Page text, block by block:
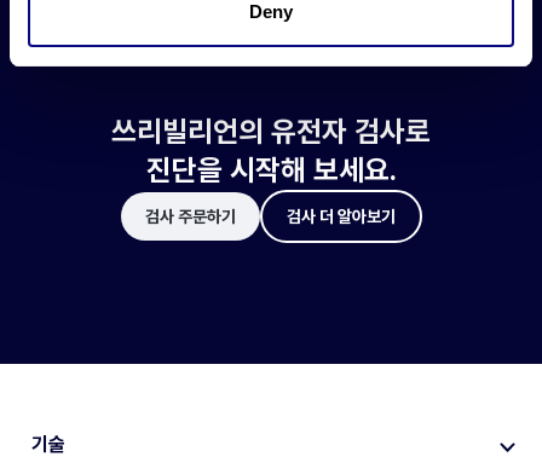
Deny
쓰리빌리언의 유전자 검사로
진단을 시작해 보세요.
검사 주문하기 검사 더 알아보기
기술